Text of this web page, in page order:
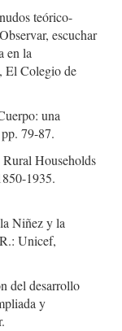
teórico-
escuchar
en la
El Colegio de
una
79-87.
Households
1935.
Niñez y la
Unicef,
del desarrollo
y